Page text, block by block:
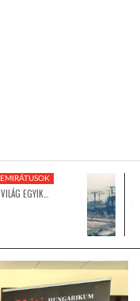
EGYIK…